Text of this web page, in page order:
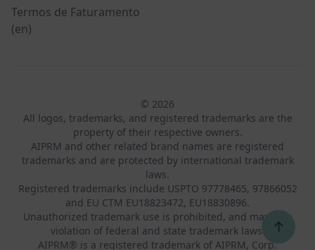
Termos de Faturamento
(en)
© 2026
All logos, trademarks, and registered trademarks are the
property of their respective owners.
AIPRM and other related brand names are registered
trademarks and are protected by international trademark
laws.
Registered trademarks include USPTO 97778465, 97866052
and EU CTM EU18823472, EU18830896.
Unauthorized trademark use is prohibited, and may be a
violation of federal and state trademark laws.
AIPRM® is a registered trademark of AIPRM, Corp.
↑